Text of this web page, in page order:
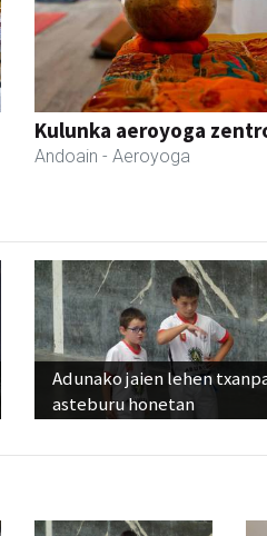
Kulunka aeroyoga
Andoain - Aeroyoga
Adunako jaien lehen
asteburu honetan